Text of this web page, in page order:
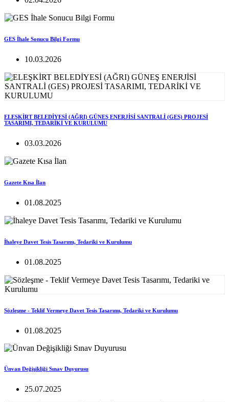
GES İhale Sonucu Bilgi Formu
10.03.2026
ELEŞKİRT BELEDİYESİ (AĞRI) GÜNEŞ ENERJİSİ SANTRALİ (GES) PROJESİ
TASARIMI, TEDARİKİ VE KURULUMU
03.03.2026
Gazete Kısa İlan
01.08.2025
İhaleye Davet Tesis Tasarımı, Tedariki ve Kurulumu
01.08.2025
Sözleşme - Teklif Vermeye Davet Tesis Tasarımı, Tedariki ve Kurulumu
01.08.2025
Ünvan Değişikliği Sınav Duyurusu
25.07.2025